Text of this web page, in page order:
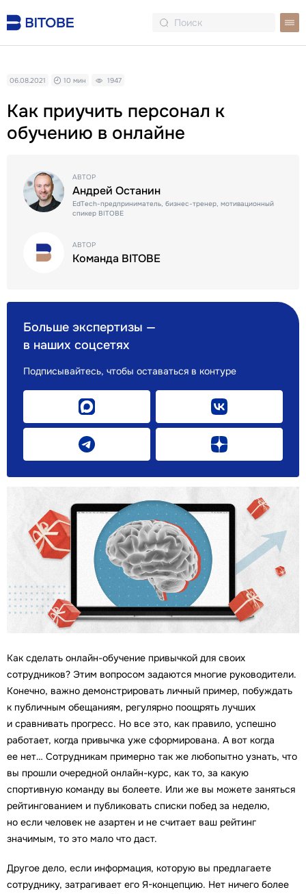
Как приучить персонал к
обучению в онлайне
06.08.2021 10 мин 1947
Как сделать онлайн-обучение привычкой для своих
сотрудников? Этим вопросом задаются многие руководители.
Конечно, важно демонстрировать личный пример, побуждать
к публичным обещаниям, регулярно поощрять лучших
и сравнивать прогресс. Но все это, как правило, успешно
работает, когда привычка уже сформирована. А вот когда
ее нет… Сотрудникам примерно так же любопытно узнать, что
вы прошли очередной онлайн-курс, как то, за какую
спортивную команду вы болеете. Или же вы можете заняться
рейтингованием и публиковать списки побед за неделю,
но если человек не азартен и не считает ваш рейтинг
значимым, то это мало что даст.
Другое дело, если информация, которую вы предлагаете
сотруднику, затрагивает его Я-концепцию. Нет ничего более
Больше экспертизы —
в наших соцсетях
Подписывайтесь, чтобы оставаться в контуре
АВТОР
Андрей Останин
EdTech-предприниматель, бизнес-тренер, мотивационный
спикер BITOBE
АВТОР
Команда BITOBE